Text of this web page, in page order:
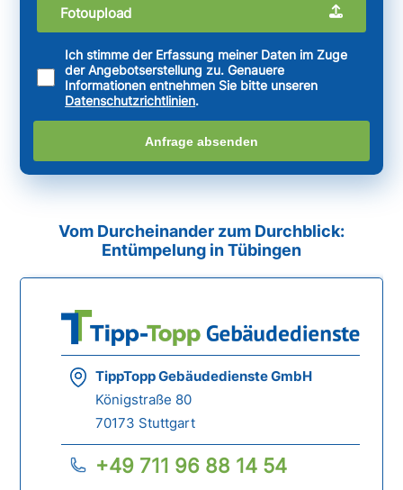
Fotoupload
Ich stimme der Erfassung meiner Daten im Zuge
der Angebotserstellung zu. Genauere
Informationen entnehmen Sie bitte unseren
Datenschutzrichtlinien.
Anfrage absenden
Vom Durcheinander zum Durchblick:
Entümpelung in Tübingen
TippTopp Gebäudedienste GmbH
Königstraße 80
70173 Stuttgart
+49 711 96 88 14 54